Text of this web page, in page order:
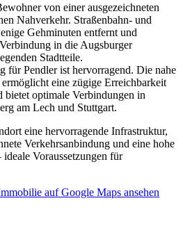
von einer ausgezeichneten
Nahverkehr. Straßenbahn- und
Gehminuten entfernt und
in die Augsburger
Stadtteile.
für Pendler ist hervorragend. Die nahe
eine zügige Erreichbarkeit
bietet optimale Verbindungen in
am Lech und Stuttgart.
eine hervorragende Infrastruktur,
Verkehrsanbindung und eine hohe
Voraussetzungen für
auf Google Maps ansehen